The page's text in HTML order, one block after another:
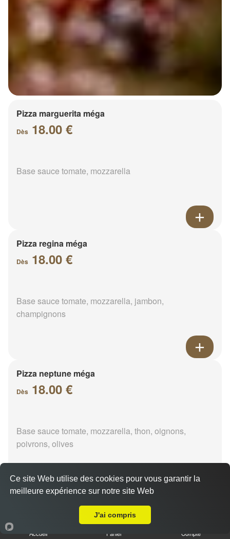
Pizza marguerita méga
Dès 18.00 €
Base sauce tomate, mozzarella
Pizza regina méga
Dès 18.00 €
Base sauce tomate, mozzarella, jambon,
champignons
Pizza neptune méga
Dès 18.00 €
Base sauce tomate, mozzarella, thon, oignons,
poivrons, olives
Pizza napolitaine méga
Accueil Panier Compte
Ce site Web utilise des cookies pour vous garantir la
meilleure expérience sur notre site Web
J'ai compris